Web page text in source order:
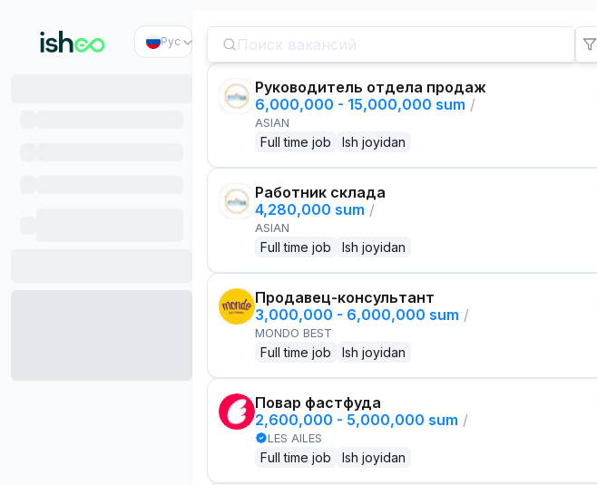
Рус
Руководитель отдела продаж
6,000,000 - 15,000,000 sum /
ASIAN
Full time job Ish joyidan
Работник склада
4,280,000 sum /
ASIAN
Full time job Ish joyidan
Продавец-консультант
3,000,000 - 6,000,000 sum /
MONDO BEST
Full time job Ish joyidan
Повар фастфуда
2,600,000 - 5,000,000 sum /
LES AILES
Full time job Ish joyidan